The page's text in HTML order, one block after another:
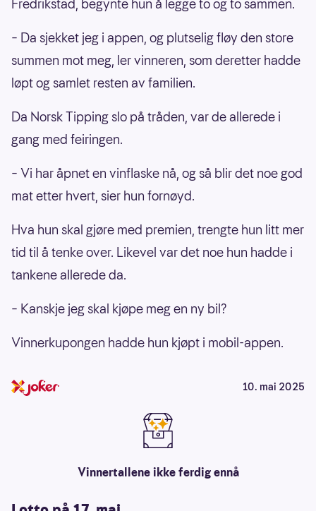
Fredrikstad, begynte hun å legge to og to sammen.
– Da sjekket jeg i appen, og plutselig fløy den store
summen mot meg, ler vinneren, som deretter hadde
løpt og samlet resten av familien.
Da Norsk Tipping slo på tråden, var de allerede i
gang med feiringen.
– Vi har åpnet en vinflaske nå, og så blir det noe god
mat etter hvert, sier hun fornøyd.
Hva hun skal gjøre med premien, trengte hun litt mer
tid til å tenke over. Likevel var det noe hun hadde i
tankene allerede da.
– Kanskje jeg skal kjøpe meg en ny bil?
Vinnerkupongen hadde hun kjøpt i mobil-appen.
10. mai 2025
Vinnertallene ikke ferdig ennå